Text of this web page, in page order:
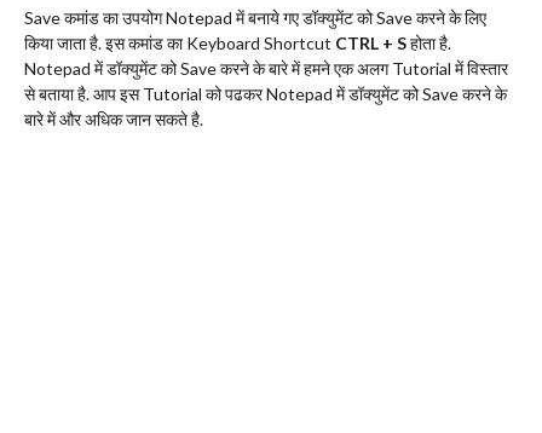
Save कमांड का उपयोग Notepad में बनाये गए डॉक्युमेंट को Save करने के लिए
किया जाता है. इस कमांड का Keyboard Shortcut CTRL + Sहोता है.
Notepad में डॉक्युमेंट को Save करने के बारे में हमने एक अलग Tutorial में विस्तार
से बताया है. आप इस Tutorial को पढकर Notepad में डॉक्युमेंट को Save करने के
बारे में और अधिक जान सकते है.